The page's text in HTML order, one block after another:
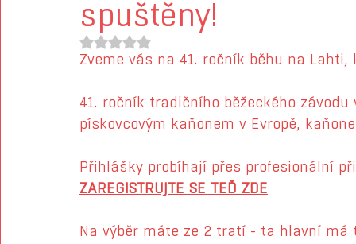
spuštěny!
Hodnoceno NaN z 5 hvězdiček.
Zveme vás na 41. ročník běhu na
41. ročník tradičního běžeckého
pískovcovým kaňonem v Evropě,
Přihlášky probíhají přes profesionální
ZAREGISTRUJTE SE TEĎ ZDE
Na výběr máte ze 2 tratí - ta hlavní